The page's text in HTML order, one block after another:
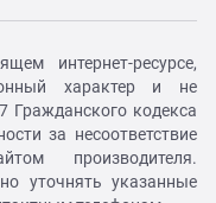
интернет-ресурсе,
характер и не
Гражданского кодекса
за несоответствие
производителя.
уточнять указанные